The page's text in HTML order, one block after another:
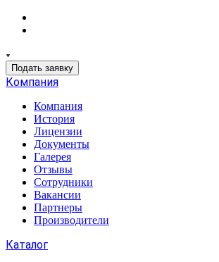
Подать заявку
Компания
Компания
История
Лицензии
Документы
Галерея
Отзывы
Сотрудники
Вакансии
Партнеры
Производители
Каталог